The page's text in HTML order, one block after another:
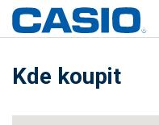
Kde koupit